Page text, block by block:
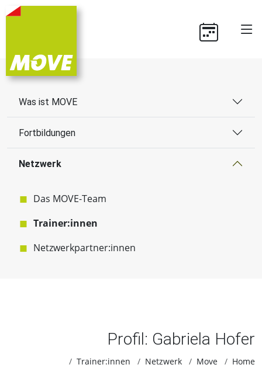
Was ist MOVE
Fortbildungen
Netzwerk
Das MOVE-Team
Trainer:innen
Netzwerkpartner:innen
Profil: Gabriela Hofer
Trainer:innen Netzwerk Move Home